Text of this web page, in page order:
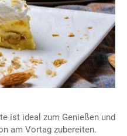
ist ideal zum Genießen und
am Vortag zubereiten.